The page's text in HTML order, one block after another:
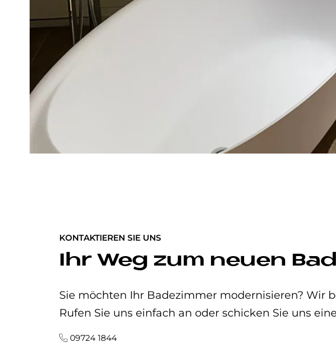
KONTAKTIEREN SIE UNS
Ihr Weg zum neuen Bad
Sie möchten Ihr Badezimmer modernisieren? Wir
Rufen Sie uns einfach an oder schicken Sie uns
09724 1844